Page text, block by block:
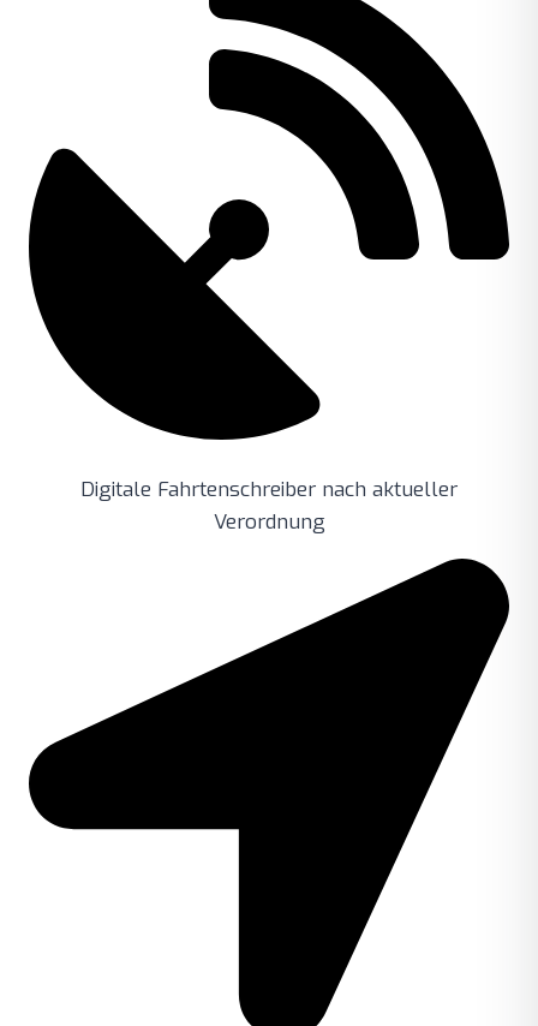
Digitale Fahrtenschreiber nach aktueller
Verordnung